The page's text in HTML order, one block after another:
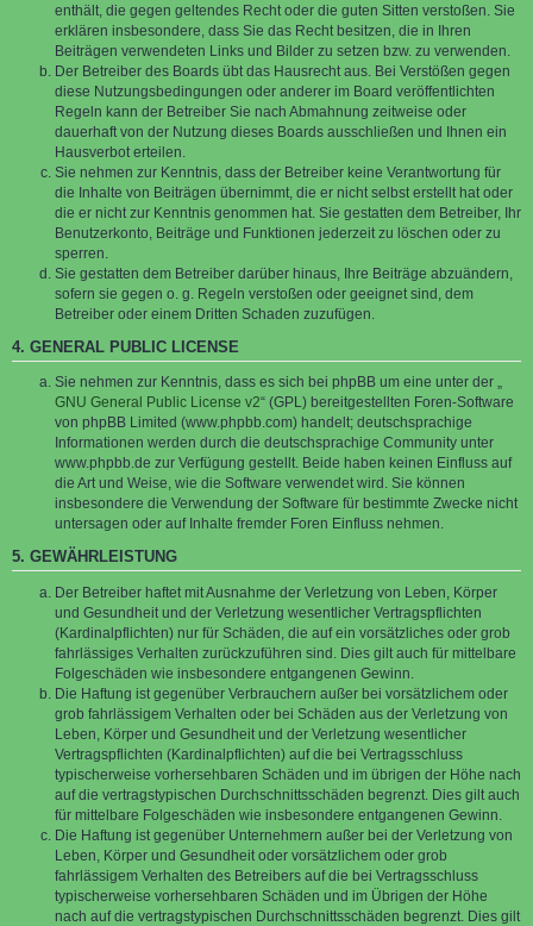
enthält, die gegen geltendes Recht oder die guten Sitten verstoßen. Sie
erklären insbesondere, dass Sie das Recht besitzen, die in Ihren
Beiträgen verwendeten Links und Bilder zu setzen bzw. zu verwenden.
Der Betreiber des Boards übt das Hausrecht aus. Bei Verstößen gegen
diese Nutzungsbedingungen oder anderer im Board veröffentlichten
Regeln kann der Betreiber Sie nach Abmahnung zeitweise oder
dauerhaft von der Nutzung dieses Boards ausschließen und Ihnen ein
Hausverbot erteilen.
Sie nehmen zur Kenntnis, dass der Betreiber keine Verantwortung für
die Inhalte von Beiträgen übernimmt, die er nicht selbst erstellt hat oder
die er nicht zur Kenntnis genommen hat. Sie gestatten dem Betreiber, Ihr
Benutzerkonto, Beiträge und Funktionen jederzeit zu löschen oder zu
sperren.
Sie gestatten dem Betreiber darüber hinaus, Ihre Beiträge abzuändern,
sofern sie gegen o. g. Regeln verstoßen oder geeignet sind, dem
Betreiber oder einem Dritten Schaden zuzufügen.
4. GENERAL PUBLIC LICENSE
Sie nehmen zur Kenntnis, dass es sich bei phpBB um eine unter der „
GNU General Public License v2“ (GPL) bereitgestellten Foren-Software
von phpBB Limited (www.phpbb.com) handelt; deutschsprachige
Informationen werden durch die deutschsprachige Community unter
www.phpbb.de zur Verfügung gestellt. Beide haben keinen Einfluss auf
die Art und Weise, wie die Software verwendet wird. Sie können
insbesondere die Verwendung der Software für bestimmte Zwecke nicht
untersagen oder auf Inhalte fremder Foren Einfluss nehmen.
5. GEWÄHRLEISTUNG
Der Betreiber haftet mit Ausnahme der Verletzung von Leben, Körper
und Gesundheit und der Verletzung wesentlicher Vertragspflichten
(Kardinalpflichten) nur für Schäden, die auf ein vorsätzliches oder grob
fahrlässiges Verhalten zurückzuführen sind. Dies gilt auch für mittelbare
Folgeschäden wie insbesondere entgangenen Gewinn.
Die Haftung ist gegenüber Verbrauchern außer bei vorsätzlichem oder
grob fahrlässigem Verhalten oder bei Schäden aus der Verletzung von
Leben, Körper und Gesundheit und der Verletzung wesentlicher
Vertragspflichten (Kardinalpflichten) auf die bei Vertragsschluss
typischerweise vorhersehbaren Schäden und im übrigen der Höhe nach
auf die vertragstypischen Durchschnittsschäden begrenzt. Dies gilt auch
für mittelbare Folgeschäden wie insbesondere entgangenen Gewinn.
Die Haftung ist gegenüber Unternehmern außer bei der Verletzung von
Leben, Körper und Gesundheit oder vorsätzlichem oder grob
fahrlässigem Verhalten des Betreibers auf die bei Vertragsschluss
typischerweise vorhersehbaren Schäden und im Übrigen der Höhe
nach auf die vertragstypischen Durchschnittsschäden begrenzt. Dies gilt